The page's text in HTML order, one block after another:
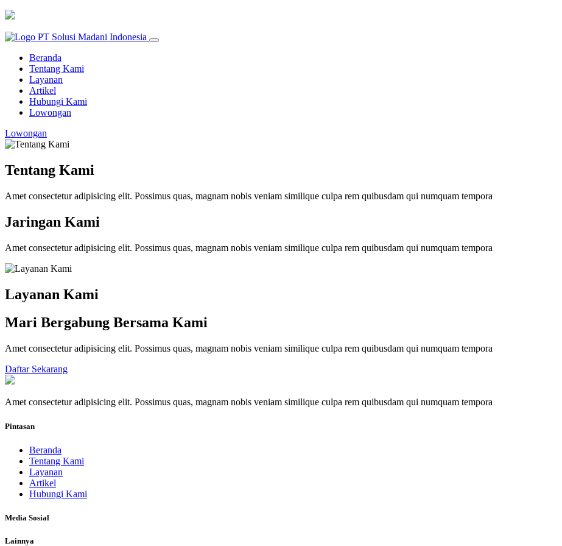
Beranda
Tentang Kami
Layanan
Artikel
Hubungi Kami
Lowongan
Lowongan
Tentang Kami
Amet consectetur adipisicing elit. Possimus quas, magnam nobis veniam similique culpa rem quibusdam qui numquam tempora
Jaringan Kami
Amet consectetur adipisicing elit. Possimus quas, magnam nobis veniam similique culpa rem quibusdam qui numquam tempora
Layanan Kami
Mari Bergabung Bersama Kami
Amet consectetur adipisicing elit. Possimus quas, magnam nobis veniam similique culpa rem quibusdam qui numquam tempora
Daftar Sekarang
Amet consectetur adipisicing elit. Possimus quas, magnam nobis veniam similique culpa rem quibusdam qui numquam tempora
Pintasan
Beranda
Tentang Kami
Layanan
Artikel
Hubungi Kami
Media Sosial
Lainnya